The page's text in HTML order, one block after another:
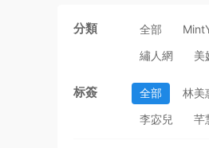
分類 全部
繡人網
美
标簽 全部 林美
李宓兒
芊